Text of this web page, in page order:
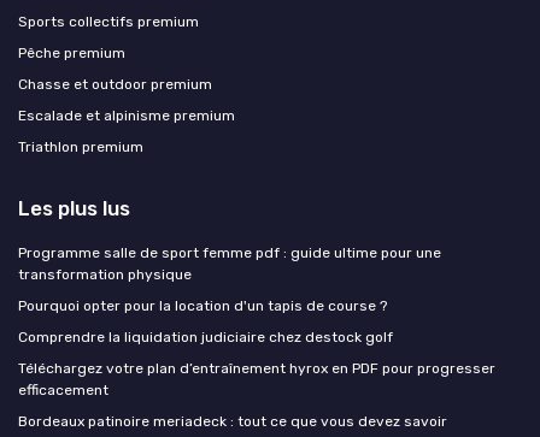
Sports collectifs premium
Pêche premium
Chasse et outdoor premium
Escalade et alpinisme premium
Triathlon premium
Les plus lus
Programme salle de sport femme pdf : guide ultime pour une
transformation physique
Pourquoi opter pour la location d'un tapis de course ?
Comprendre la liquidation judiciaire chez destock golf
Téléchargez votre plan d’entraînement hyrox en PDF pour progresser
efficacement
Bordeaux patinoire meriadeck : tout ce que vous devez savoir